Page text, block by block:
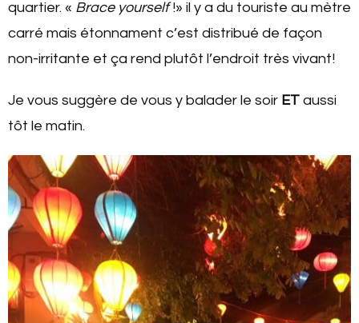
quartier. « Brace yourself!» il y a du touriste au mètre
carré mais étonnament c’est distribué de façon
non-irritante et ça rend plutôt l’endroit très vivant!
Je vous suggère de vous y balader le soir ET aussi
tôt le matin.